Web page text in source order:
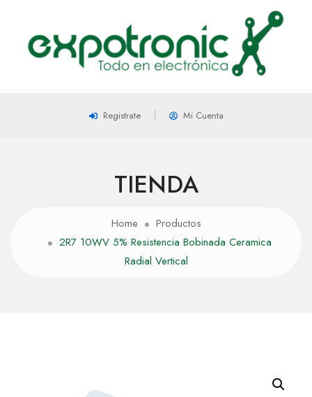
Registrate Mi Cuenta
TIENDA
Home
Productos
2R7 10WV 5% Resistencia Bobinada Ceramica
Radial Vertical